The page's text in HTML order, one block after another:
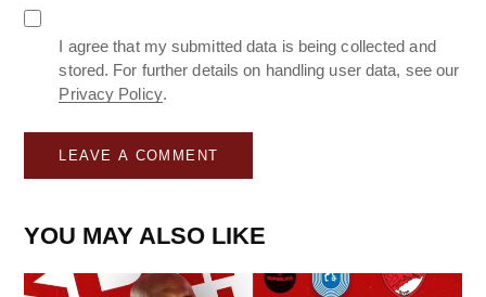
I agree that my submitted data is being collected and
stored. For further details on handling user data, see our
Privacy Policy.
YOU MAY ALSO LIKE